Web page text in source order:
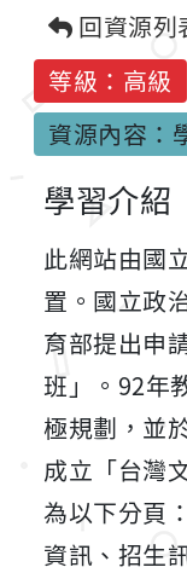
回資源列
等級：高級
資源內容：
學習介紹
此網站由國
置。國立政
育部提出申
班」。92年
極規劃，並
成立「台灣
為以下分頁
資訊、招生